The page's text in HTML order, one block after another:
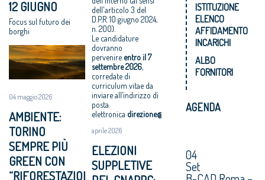
12 GIUGNO
Focus sul futuro dei
borghi
04 maggio 2026
AMBIENTE:
TORINO
SEMPRE PIÙ
GREEN CON
“RIFORESTAZIONE”
dell'articolo 3 del
D.P.R. 10 giugno 2024,
n. 200).
Le candidature
dovranno
pervenire entro il7
settembre 2026,
corredate di
curriculum vitae da
inviare all’indirizzo di
posta
elettronica direzione@cnappc.it.
aprile 2026
ELEZIONI
SUPPLETIVE
ISTITUZIONE
ELENCO
AFFIDAMENTO
INCARICHI
ALBO
FORNITORI
AGENDA
04
Set